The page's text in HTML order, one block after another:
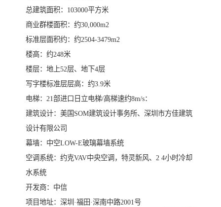
总建筑面积：103000平方米
商业群楼面积：约30,000m2
标准层面积约：约2504-3479m2
楼高：约248米
楼层：地上52层、地下4层
写字楼标准层层高：约3.9米
电梯：21部进口日立电梯/高梯速约8m/s：
建筑设计：美国SOM建筑设计事务所、深圳市方佳建筑
设计有限公司
幕墙：中空LOW-E玻璃幕墙系统
空调系统：约克VAV中央空调，特灵新风、2 4小时冷却
水系统
开发商：中信
项目地址：深圳·福田·深南中路2001号